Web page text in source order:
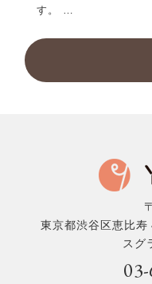
す。 …
東京都渋谷区恵比
スグ